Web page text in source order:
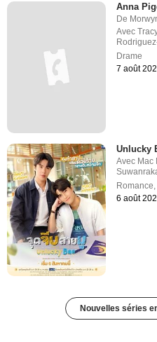
Anna
De
Avec
Drame
7 août
Unlucky
Avec Mac
Romance,
6 août
Nouvelles séries